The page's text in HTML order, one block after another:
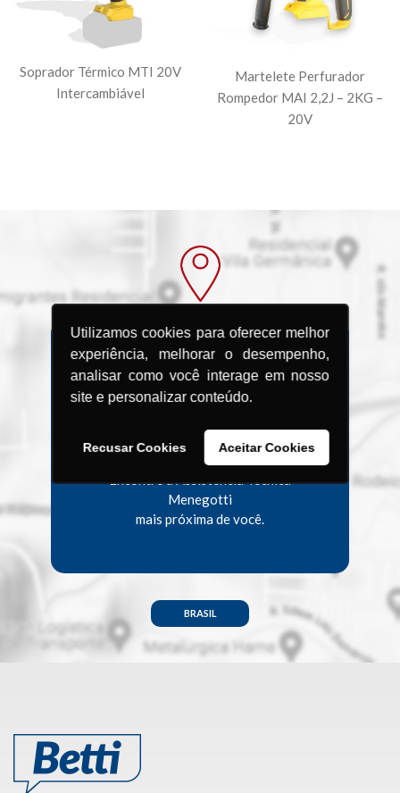
Utilizamos cookies para oferecer melhor
experiência, melhorar o desempenho,
analisar como você interage em nosso
site e personalizar conteúdo.
Recusar Cookies Aceitar Cookies
Soprador Térmico MTI 20V
Intercambiável
Martelete Perfurador
Rompedor MAI 2,2J – 2KG –
20V
Procurando uma
Assistência
Técnica?
Menegotti
mais próxima de você.
BRASIL